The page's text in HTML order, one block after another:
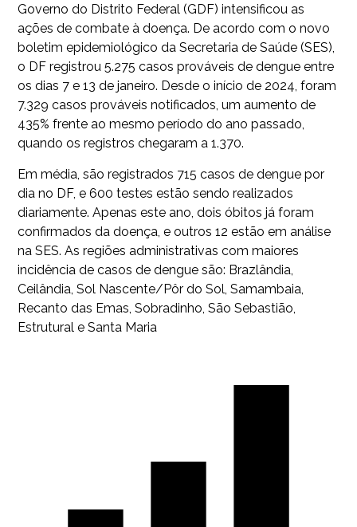
Governo do Distrito Federal (GDF) intensificou as
ações de combate à doença. De acordo com o novo
boletim epidemiológico da Secretaria de Saúde (SES),
o DF registrou 5.275 casos prováveis de dengue entre
os dias 7 e 13 de janeiro. Desde o início de 2024, foram
7.329 casos prováveis notificados, um aumento de
435% frente ao mesmo período do ano passado,
quando os registros chegaram a 1.370.
Em média, são registrados 715 casos de dengue por
dia no DF, e 600 testes estão sendo realizados
diariamente. Apenas este ano, dois óbitos já foram
confirmados da doença, e outros 12 estão em análise
na SES. As regiões administrativas com maiores
incidência de casos de dengue são: Brazlândia,
Ceilândia, Sol Nascente/Pôr do Sol, Samambaia,
Recanto das Emas, Sobradinho, São Sebastião,
Estrutural e Santa Maria